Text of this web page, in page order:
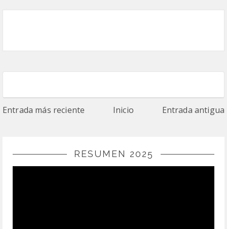
Entrada más reciente Inicio Entrada antigua
RESUMEN 2025